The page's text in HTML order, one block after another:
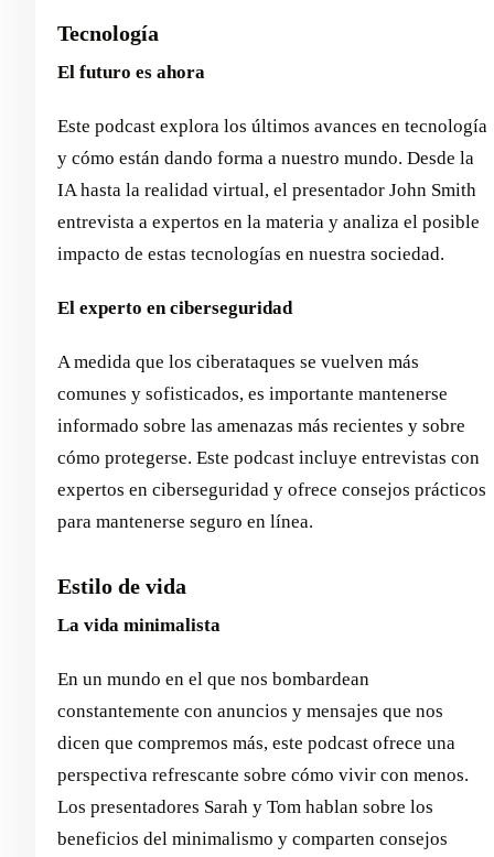
Tecnología
El futuro es ahora
Este podcast explora los últimos avances en tecnología
y cómo están dando forma a nuestro mundo. Desde la
IA hasta la realidad virtual, el presentador John Smith
entrevista a expertos en la materia y analiza el posible
impacto de estas tecnologías en nuestra sociedad.
El experto en ciberseguridad
A medida que los ciberataques se vuelven más
comunes y sofisticados, es importante mantenerse
informado sobre las amenazas más recientes y sobre
cómo protegerse. Este podcast incluye entrevistas con
expertos en ciberseguridad y ofrece consejos prácticos
para mantenerse seguro en línea.
Estilo de vida
La vida minimalista
En un mundo en el que nos bombardean
constantemente con anuncios y mensajes que nos
dicen que compremos más, este podcast ofrece una
perspectiva refrescante sobre cómo vivir con menos.
Los presentadores Sarah y Tom hablan sobre los
beneficios del minimalismo y comparten consejos